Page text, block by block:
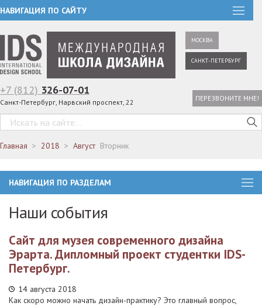
НАВИГАЦИЯ ПО САЙТУ
МОСКВА
САНКТ-ПЕТЕРБУРГ
+7 (812) 326-07-01
Санкт-Петербург, Нарвский проспект, 22 ПЕРЕЗВОНИТЕ МНЕ!
Главная 2018 Август Вторник
НАВИГАЦИЯ ПО РАЗДЕЛАМ
Наши события
Сайт для музея современного дизайна
Эрарта. Дипломный проект студентки IDS-
Петербург.
14 августа 2018
Как скоро можно начать дизайн-практику? Это главный вопрос,